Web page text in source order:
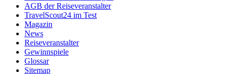
AGB der Reiseveranstalter
TravelScout24 im Test
Magazin
News
Reiseveranstalter
Gewinnspiele
Glossar
Sitemap